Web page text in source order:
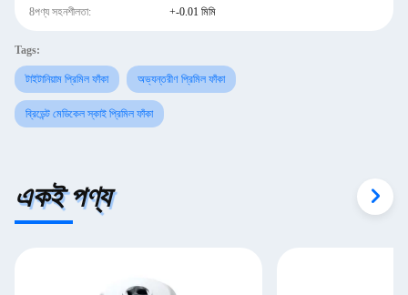
8পণ্য সহনশীলতা: +-0.01 মিমি
Tags:
টাইটানিয়াম প্রিমিল ফাঁকা অভ্যন্তরীণ প্রিমিল ফাঁকা
ব্রিডেন্ট মেডিকেল স্কাই প্রিমিল ফাঁকা
একই পণ্য